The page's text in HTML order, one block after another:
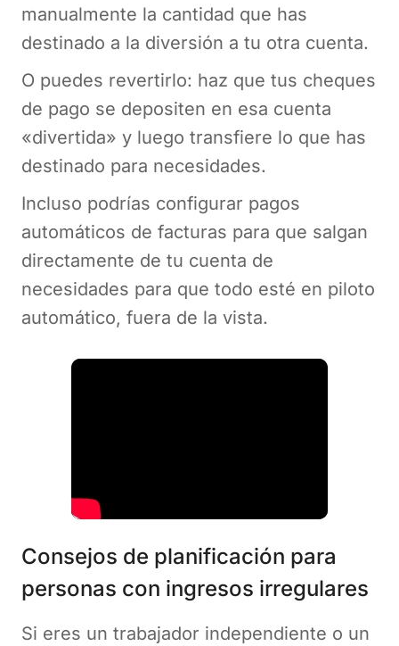
manualmente la cantidad que has
destinado a la diversión a tu otra cuenta.
O puedes revertirlo: haz que tus cheques
de pago se depositen en esa cuenta
«divertida» y luego transfiere lo que has
destinado para necesidades.
Incluso podrías configurar pagos
automáticos de facturas para que salgan
directamente de tu cuenta de
necesidades para que todo esté en piloto
automático, fuera de la vista.
Consejos de planificación para
personas con ingresos irregulares
Si eres un trabajador independiente o un